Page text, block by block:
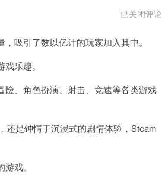
steam
下
文
已关闭评论
吸引了数以亿计的玩家加入其中。
乐趣。
、角色扮演、射击、竞速等各类游戏
是钟情于沉浸式的剧情体验，Steam
戏。